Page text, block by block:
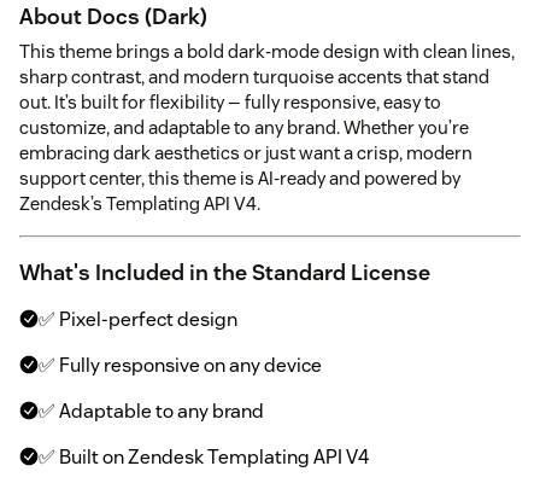
About Docs (Dark)
This theme brings a bold dark-mode design with clean lines,
sharp contrast, and modern turquoise accents that stand
out. It’s built for flexibility — fully responsive, easy to
customize, and adaptable to any brand. Whether you’re
embracing dark aesthetics or just want a crisp, modern
support center, this theme is AI-ready and powered by
Zendesk’s Templating API V4.
What's Included in the Standard License
✅ Pixel-perfect design
✅ Fully responsive on any device
✅ Adaptable to any brand
✅ Built on Zendesk Templating API V4